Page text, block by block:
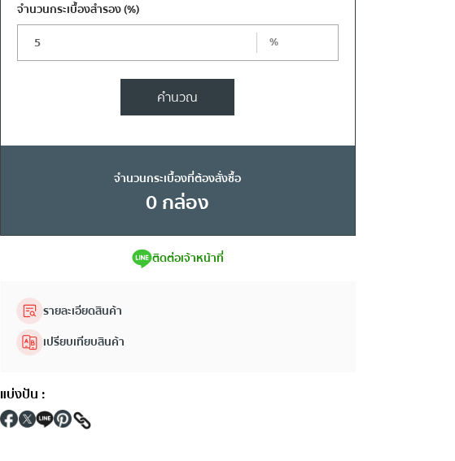
จำนวนกระเบื้องสำรอง(%)
%
คำนวณ
จำนวนกระเบื้องที่ต้องสั่งซื้อ
0กล่อง
ติดต่อเจ้าหน้าที่
รายละเอียดสินค้า
เปรียบเทียบสินค้า
แบ่งปัน :